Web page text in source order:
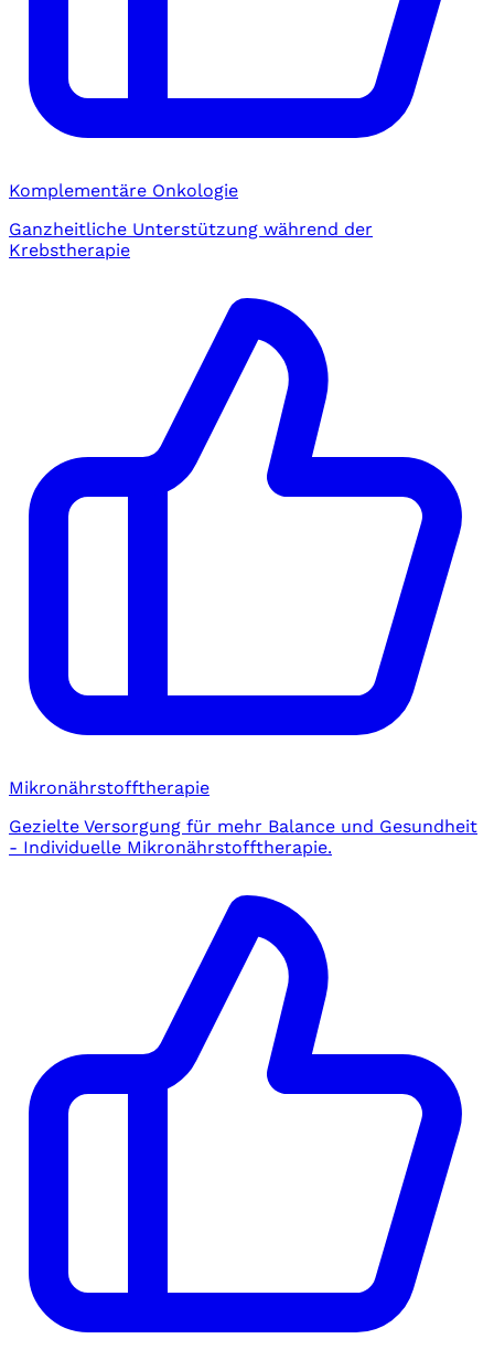
Komplementäre Onkologie
Ganzheitliche Unterstützung während der
Krebstherapie
Mikronährstofftherapie
Gezielte Versorgung für mehr Balance und Gesundheit
- Individuelle Mikronährstofftherapie.